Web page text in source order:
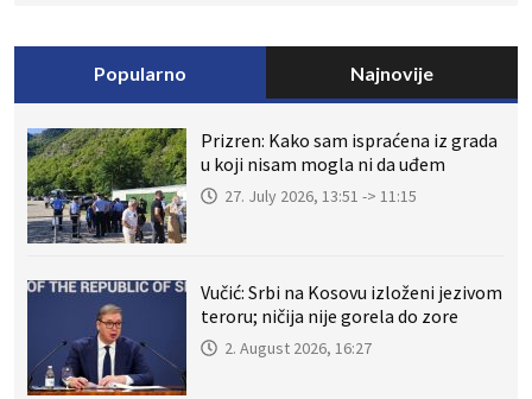
Popularno Najnovije
Prizren: Kako sam ispraćena iz grada
u koji nisam mogla ni da uđem
27. July 2026, 13:51 -> 11:15
Vučić: Srbi na Kosovu izloženi jezivom
teroru; ničija nije gorela do zore
2. August 2026, 16:27